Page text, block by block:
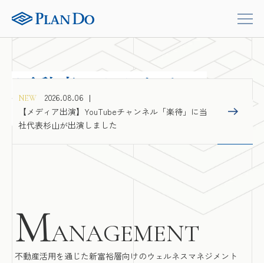
不動産にかかわる、
すべての人に幸せを
NEW
2026.08.06
【メディア出演】YouTubeチャンネル「楽待」に当
社代表杉山が出演しました
MANAGEMENT
不動産活用を通じた新富裕層向けのウェルネスマネジメント